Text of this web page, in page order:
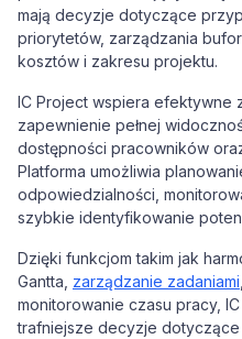
mają decyzje dotyczące
priorytetów, zarządzania
kosztów i zakresu projektu.
IC Project wspiera efektywne
zapewnienie pełnej
dostępności pracowników
Platforma umożliwia
odpowiedzialności,
szybkie identyfikowanie
Dzięki funkcjom takim jak
Gantta, zarządzanie zadaniami
monitorowanie czasu pracy,
trafniejsze decyzje